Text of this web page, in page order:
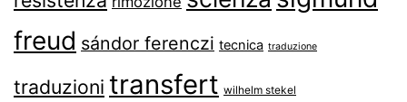
freud sándor ferenczi tecnica traduzione
traduzioni transfert wilhelm stekel